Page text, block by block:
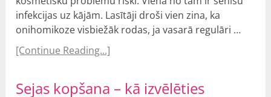
infekcijas uz kājām. Lasītāji droši vien zina, ka
onihomikoze visbiežāk rodas, ja vasarā regulāri …
[Continue Reading...]
Sejas kopšana – kā izvēlēties